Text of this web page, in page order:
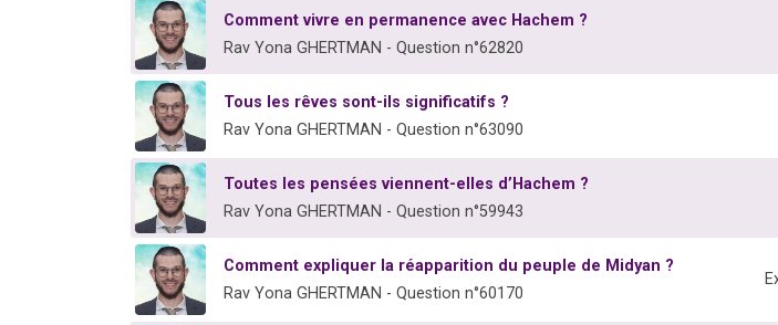
Comment vivre en permanence avec Hachem ?
Rav Yona GHERTMAN - Question n°62820
Tous les rêves sont-ils significatifs ?
Rav Yona GHERTMAN - Question n°63090
Toutes les pensées viennent-elles d’Hachem ?
Rav Yona GHERTMAN - Question n°59943
Comment expliquer la réapparition du peuple de Midyan ?
Rav Yona GHERTMAN - Question n°60170